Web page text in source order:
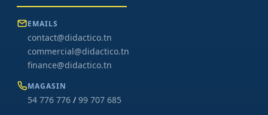
EMAILS
contact@didactico.tn
commercial@didactico.tn
finance@didactico.tn
MAGASIN
54 776 776 / 99 707 685